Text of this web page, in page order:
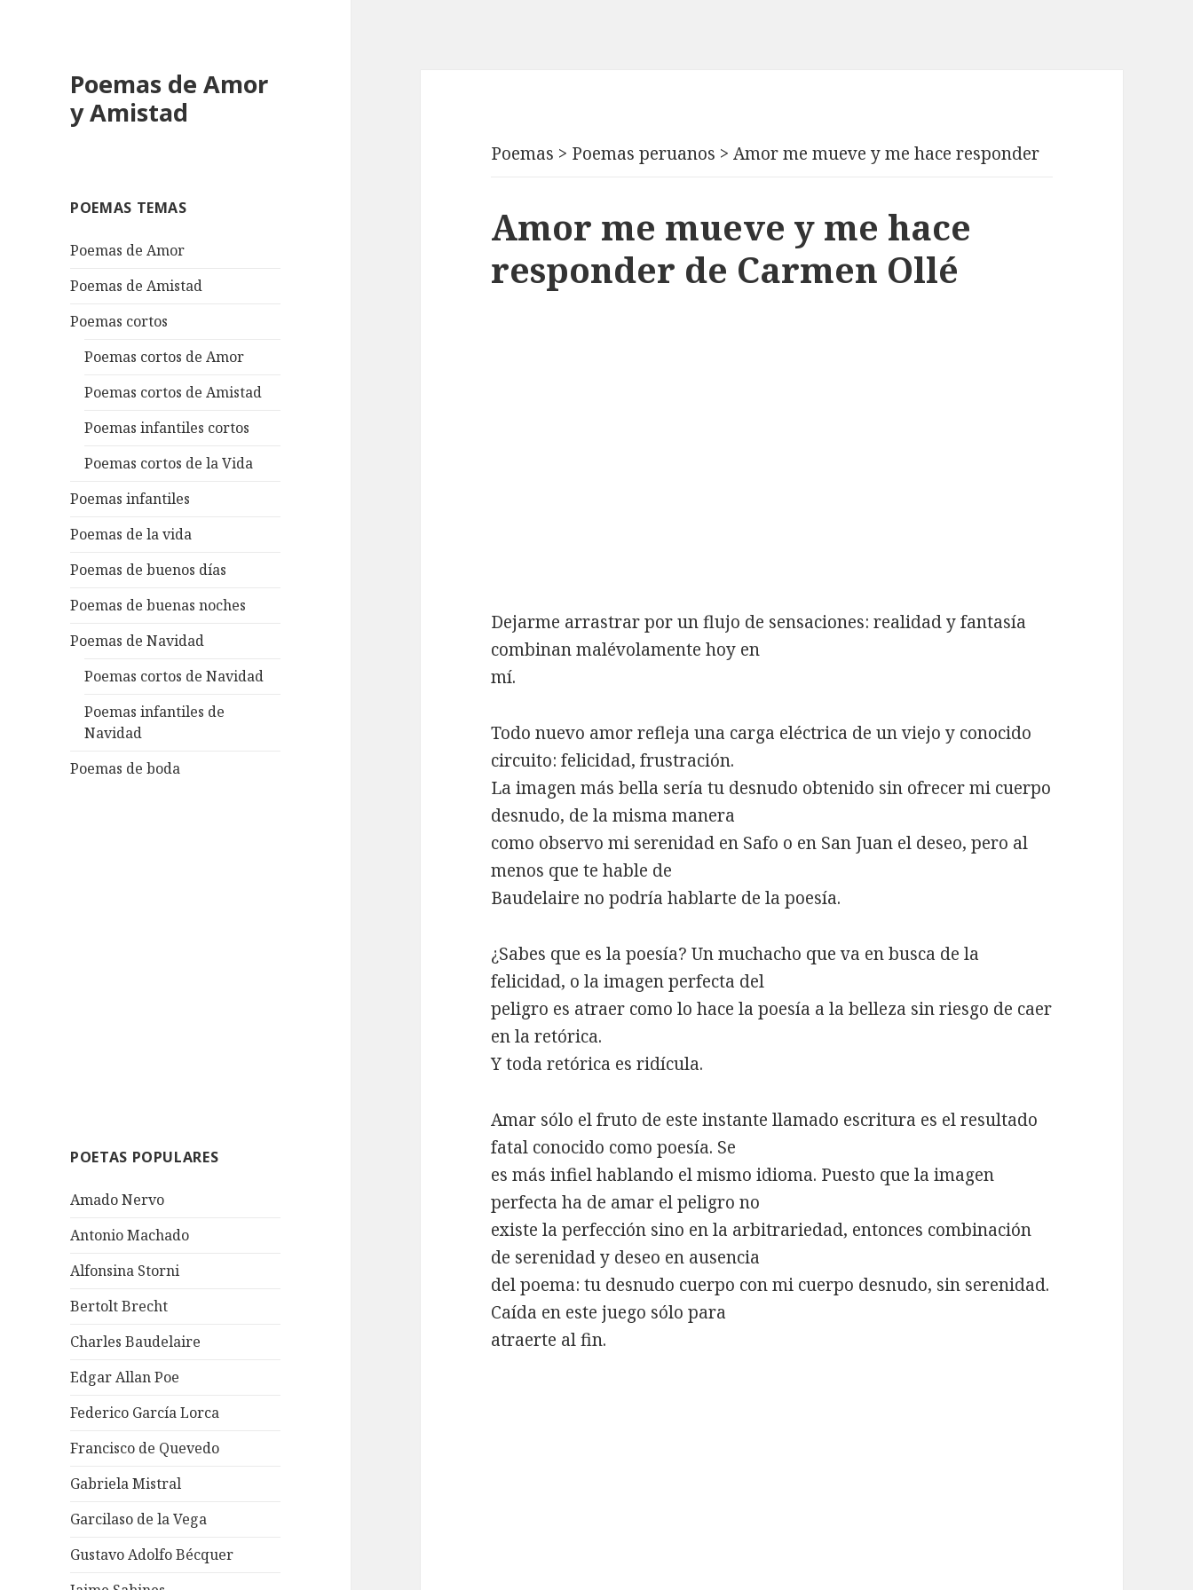
Poemas de Amor
y Amistad
POEMAS TEMAS
Poemas de Amor
Poemas de Amistad
Poemas cortos
Poemas cortos de Amor
Poemas cortos de Amistad
Poemas infantiles cortos
Poemas cortos de la Vida
Poemas infantiles
Poemas de la vida
Poemas de buenos días
Poemas de buenas noches
Poemas de Navidad
Poemas cortos de Navidad
Poemas infantiles de
Navidad
Poemas de boda
POETAS POPULARES
Amado Nervo
Antonio Machado
Alfonsina Storni
Bertolt Brecht
Charles Baudelaire
Edgar Allan Poe
Federico García Lorca
Francisco de Quevedo
Gabriela Mistral
Garcilaso de la Vega
Gustavo Adolfo Bécquer
Poemas > Poemas peruanos >Amor me mueve y me hace responder
Amor me mueve y me hace
responder de Carmen Ollé
Dejarme arrastrar por un flujo de sensaciones: realidad y fantasía
combinan malévolamente hoy en
mí.
Todo nuevo amor refleja una carga eléctrica de un viejo y conocido
circuito: felicidad, frustración.
La imagen más bella sería tu desnudo obtenido sin ofrecer mi cuerpo
desnudo, de la misma manera
como observo mi serenidad en Safo o en San Juan el deseo, pero al
menos que te hable de
Baudelaire no podría hablarte de la poesía.
¿Sabes que es la poesía? Un muchacho que va en busca de la
felicidad, o la imagen perfecta del
peligro es atraer como lo hace la poesía a la belleza sin riesgo de caer
en la retórica.
Y toda retórica es ridícula.
Amar sólo el fruto de este instante llamado escritura es el resultado
fatal conocido como poesía. Se
es más infiel hablando el mismo idioma. Puesto que la imagen
perfecta ha de amar el peligro no
existe la perfección sino en la arbitrariedad, entonces combinación
de serenidad y deseo en ausencia
del poema: tu desnudo cuerpo con mi cuerpo desnudo, sin serenidad.
Caída en este juego sólo para
atraerte al fin.